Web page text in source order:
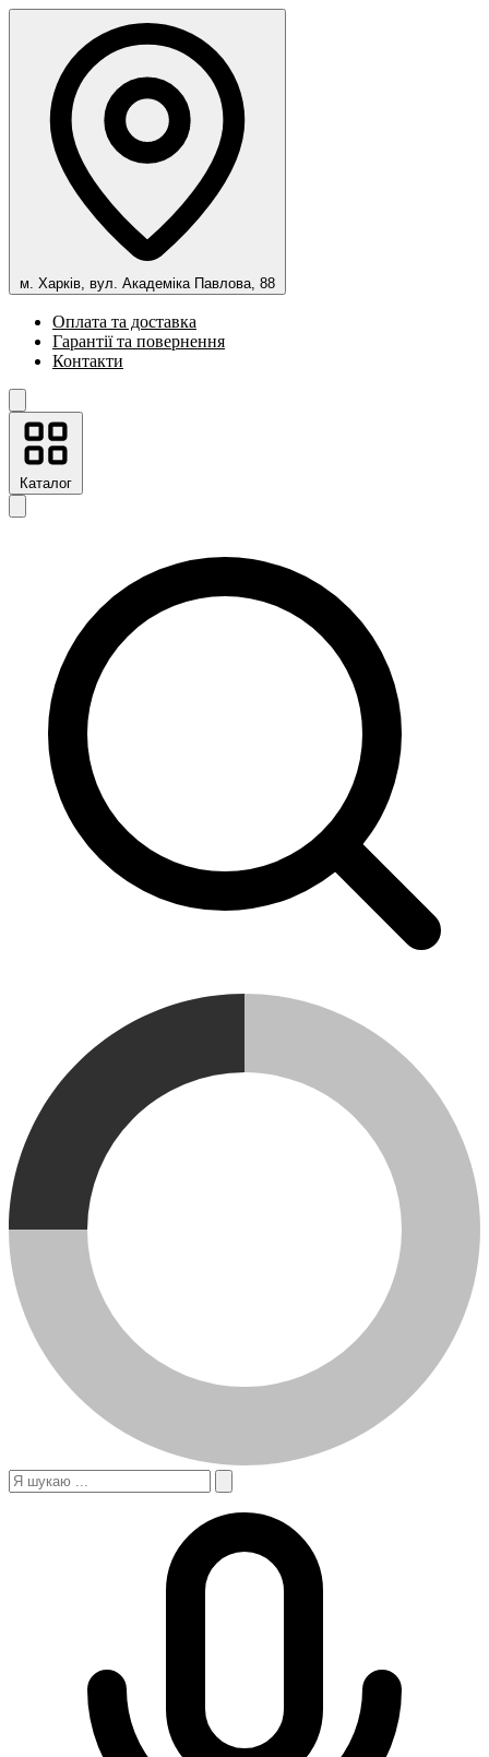
м. Харків, вул. Академіка Павлова, 88
Оплата та доставка
Гарантії та повернення
Контакти
Каталог